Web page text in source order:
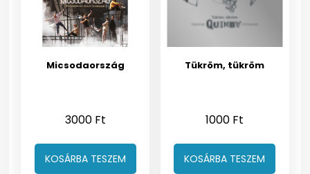
Micsodaország
3000 Ft
KOSÁRBA TESZEM
Tükröm, tükröm
1000 Ft
KOSÁRBA TESZEM